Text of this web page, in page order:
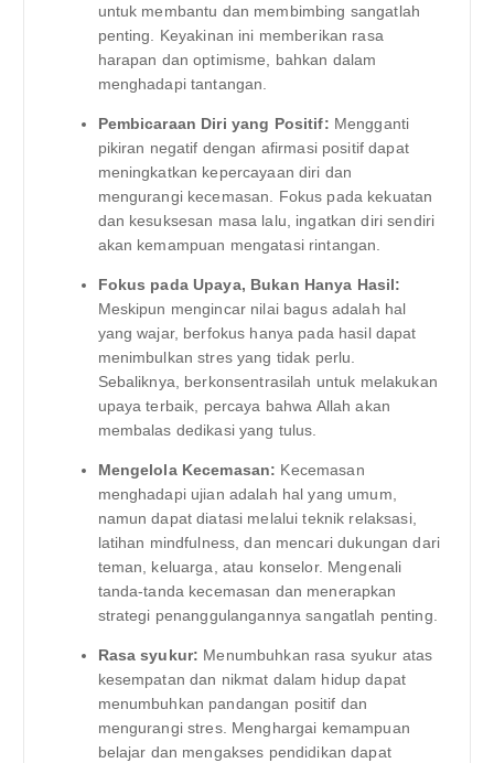
untuk membantu dan membimbing sangatlah
penting. Keyakinan ini memberikan rasa
harapan dan optimisme, bahkan dalam
menghadapi tantangan.
Pembicaraan Diri yang Positif: Mengganti
pikiran negatif dengan afirmasi positif dapat
meningkatkan kepercayaan diri dan
mengurangi kecemasan. Fokus pada kekuatan
dan kesuksesan masa lalu, ingatkan diri sendiri
akan kemampuan mengatasi rintangan.
Fokus pada Upaya, Bukan Hanya Hasil:
Meskipun mengincar nilai bagus adalah hal
yang wajar, berfokus hanya pada hasil dapat
menimbulkan stres yang tidak perlu.
Sebaliknya, berkonsentrasilah untuk melakukan
upaya terbaik, percaya bahwa Allah akan
membalas dedikasi yang tulus.
Mengelola Kecemasan: Kecemasan
menghadapi ujian adalah hal yang umum,
namun dapat diatasi melalui teknik relaksasi,
latihan mindfulness, dan mencari dukungan dari
teman, keluarga, atau konselor. Mengenali
tanda-tanda kecemasan dan menerapkan
strategi penanggulangannya sangatlah penting.
Rasa syukur: Menumbuhkan rasa syukur atas
kesempatan dan nikmat dalam hidup dapat
menumbuhkan pandangan positif dan
mengurangi stres. Menghargai kemampuan
belajar dan mengakses pendidikan dapat